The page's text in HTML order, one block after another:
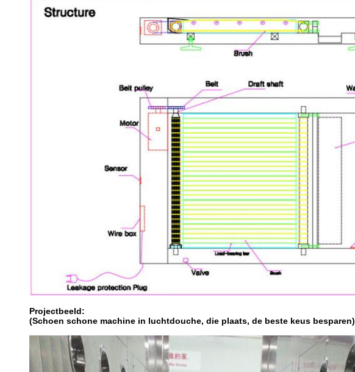
Projectbeeld:
(Schoen schone machine in luchtdouche, die plaats, de beste keus besparen)